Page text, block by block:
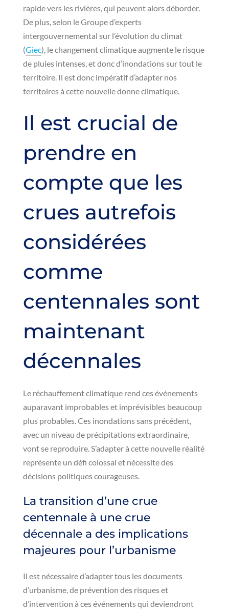
rapide vers les rivières, qui peuvent alors déborder.
De plus, selon le Groupe d’experts
intergouvernemental sur l’évolution du climat
(Giec), le changement climatique augmente le risque
de pluies intenses, et donc d’inondations sur tout le
territoire. Il est donc impératif d’adapter nos
territoires à cette nouvelle donne climatique.
Il est crucial de
prendre en
compte que les
crues autrefois
considérées
comme
centennales sont
maintenant
décennales
Le réchauffement climatique rend ces événements
auparavant improbables et imprévisibles beaucoup
plus probables. Ces inondations sans précédent,
avec un niveau de précipitations extraordinaire,
vont se reproduire. S’adapter à cette nouvelle réalité
représente un défi colossal et nécessite des
décisions politiques courageuses.
La transition d’une crue
centennale à une crue
décennale a des implications
majeures pour l’urbanisme
Il est nécessaire d’adapter tous les documents
d’urbanisme, de prévention des risques et
d’intervention à ces événements qui deviendront